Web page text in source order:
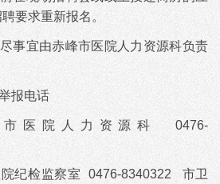
要求重新报名。
尽事宜由赤峰市医院人力资源科负责
报电话
医院人力资源科
0476-
纪检监察室 0476-8340322 市卫